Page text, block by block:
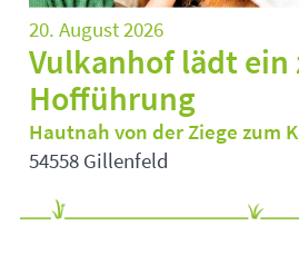
20. August 2026
Vulkanhof lädt ein
Hofführung
Hautnah von der Ziege zum
54558 Gillenfeld